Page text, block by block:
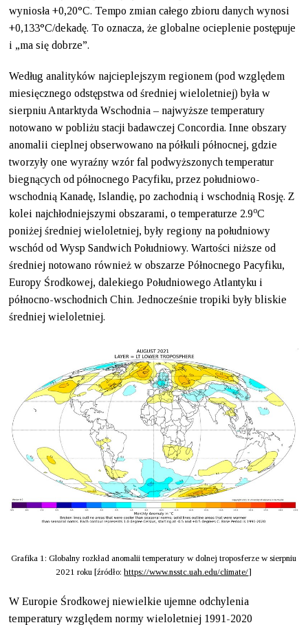
wyniosła +0,20°C. Tempo zmian całego zbioru danych wynosi
+0,133°C/dekadę. To oznacza, że globalne ocieplenie postępuje
i „ma się dobrze”.
Według analityków najcieplejszym regionem (pod względem
miesięcznego odstępstwa od średniej wieloletniej) była w
sierpniu Antarktyda Wschodnia – najwyższe temperatury
notowano w pobliżu stacji badawczej Concordia. Inne obszary
anomalii cieplnej obserwowano na półkuli północnej, gdzie
tworzyły one wyraźny wzór fal podwyższonych temperatur
biegnących od północnego Pacyfiku, przez południowo-
wschodnią Kanadę, Islandię, po zachodnią i wschodnią Rosję. Z
kolei najchłodniejszymi obszarami, o temperaturze 2.9oC
poniżej średniej wieloletniej, były regiony na południowy
wschód od Wysp Sandwich Południowy. Wartości niższe od
średniej notowano również w obszarze Północnego Pacyfiku,
Europy Środkowej, dalekiego Południowego Atlantyku i
północno-wschodnich Chin. Jednocześnie tropiki były bliskie
średniej wieloletniej.
Grafika 1: Globalny rozkład anomalii temperatury w dolnej troposferze w sierpniu
2021 roku [źródło:https://www.nsstc.uah.edu/climate/]
W Europie Środkowej niewielkie ujemne odchylenia
temperatury względem normy wieloletniej 1991-2020